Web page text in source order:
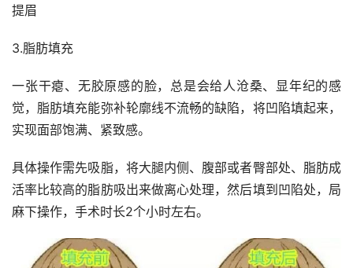
提眉
3.脂肪填充
一张干瘪、无胶原感的脸，总是会给人沧桑、显年纪的感
觉，脂肪填充能弥补轮廓线不流畅的缺陷，将凹陷填起来，
实现面部饱满、紧致感。
具体操作需先吸脂，将大腿内侧、腹部或者臀部处、脂肪成
活率比较高的脂肪吸出来做离心处理，然后填到凹陷处，局
麻下操作，手术时长2个小时左右。